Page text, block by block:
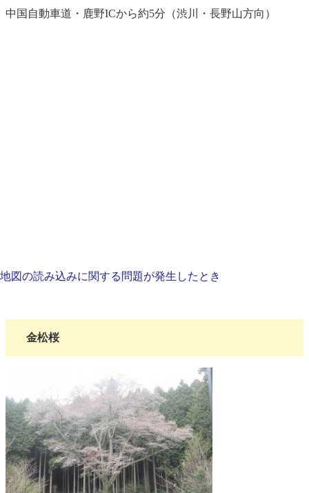
中国自動車道・鹿野ICから約5分（渋川・長野山方向）
地図の読み込みに関する問題が発生したとき
金松桜